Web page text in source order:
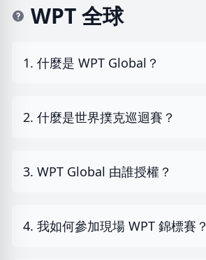
WPT 全球
1. 什麼是 WPT Global？
2. 什麼是世界撲克巡迴賽？
3. WPT Global 由誰授權？
4. 我如何參加現場 WPT 錦標賽？